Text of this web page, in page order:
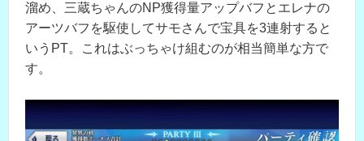
溜め、三蔵ちゃんのNP獲得量アップバフとエレナの
アーツバフを駆使してサモさんで宝具を3連射すると
いうPT。これはぶっちゃけ組むのが相当簡単な方で
す。